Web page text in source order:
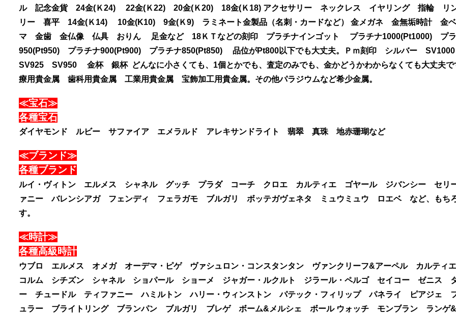
ル 記念金貨 24金(Ｋ24) 22金(Ｋ22) 20金(Ｋ20) 18金(Ｋ18) アクセサリー ネックレス イヤリング 指輪 リ
リー 喜平 14金(Ｋ14) 10金(K10) 9金(Ｋ9) ラミネート金製品（名刺・カードなど） 金メガネ 金無垢時計 金ベ
マ 金歯 金仏像 仏具 おりん 足金など 18ＫＴなどの刻印 プラチナインゴット プラチナ1000(Pt1000) プラ
950(Pt950) プラチナ900(Pt900) プラチナ850(Pt850) 品位がPt800以下でも大丈夫。Ｐｍ刻印 シルバー
SV925 SV950 金杯 銀杯 どんなに小さくても、1個とかでも、査定のみでも、金かどうかわからなくても大丈夫で
療用貴金属 歯科用貴金属 工業用貴金属 宝飾加工用貴金属。その他パラジウムなど希少金属。
≪宝石≫
各種宝石
ダイヤモンド ルビー サファイア エメラルド アレキサンドライト 翡翠 真珠 地赤珊瑚など
≪ブランド≫
各種ブランド
ルイ・ヴィトン エルメス シャネル グッチ プラダ コーチ クロエ カルティエ ゴヤール ジバンシー セリ
ァニー バレンシアガ フェンディ フェラガモ ブルガリ ボッテガヴェネタ ミュウミュウ ロエベ など、もち
す。
≪時計≫
各種高級時計
ウブロ エルメス オメガ オーデマ・ピゲ ヴァシュロン・コンスタンタン ヴァンクリーフ&アーペル カルテ
コルム シチズン シャネル ショパール ショーメ ジャガー・ルクルト ジラール・ペルゴ セイコー ゼニス タ
ー チュードル ティファニー ハミルトン ハリー・ウィンストン パテック・フィリップ パネライ ピアジェ フ
ュラー ブライトリング ブランパン ブルガリ ブレゲ ボーム&メルシェ ボール ウォッチ モンブラン ランゲ